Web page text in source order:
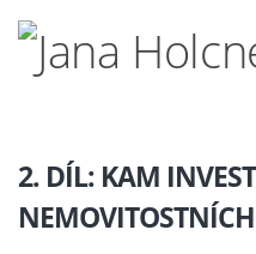
2. DÍL: KAM